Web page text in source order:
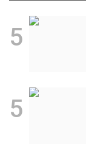
5
5